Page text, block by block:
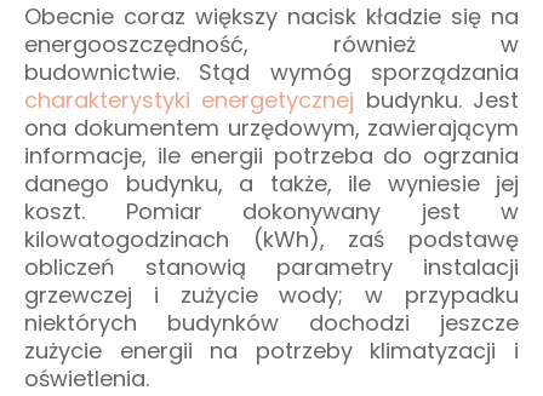
Obecnie coraz większy nacisk kładzie się na
energooszczędność, również w
budownictwie. Stąd wymóg sporządzania
charakterystyki energetycznej budynku. Jest
ona dokumentem urzędowym, zawierającym
informacje, ile energii potrzeba do ogrzania
danego budynku, a także, ile wyniesie jej
koszt. Pomiar dokonywany jest w
kilowatogodzinach (kWh), zaś podstawę
obliczeń stanowią parametry instalacji
grzewczej i zużycie wody; w przypadku
niektórych budynków dochodzi jeszcze
zużycie energii na potrzeby klimatyzacji i
oświetlenia.